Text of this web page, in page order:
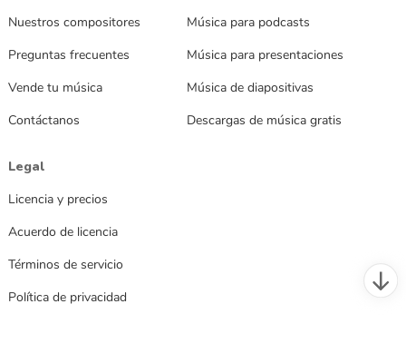
Nuestros compositores
Preguntas frecuentes
Vende tu música
Contáctanos
Música para podcasts
Música para presentaciones
Música de diapositivas
Descargas de música gratis
Legal
Licencia y precios
Acuerdo de licencia
Términos de servicio
Política de privacidad